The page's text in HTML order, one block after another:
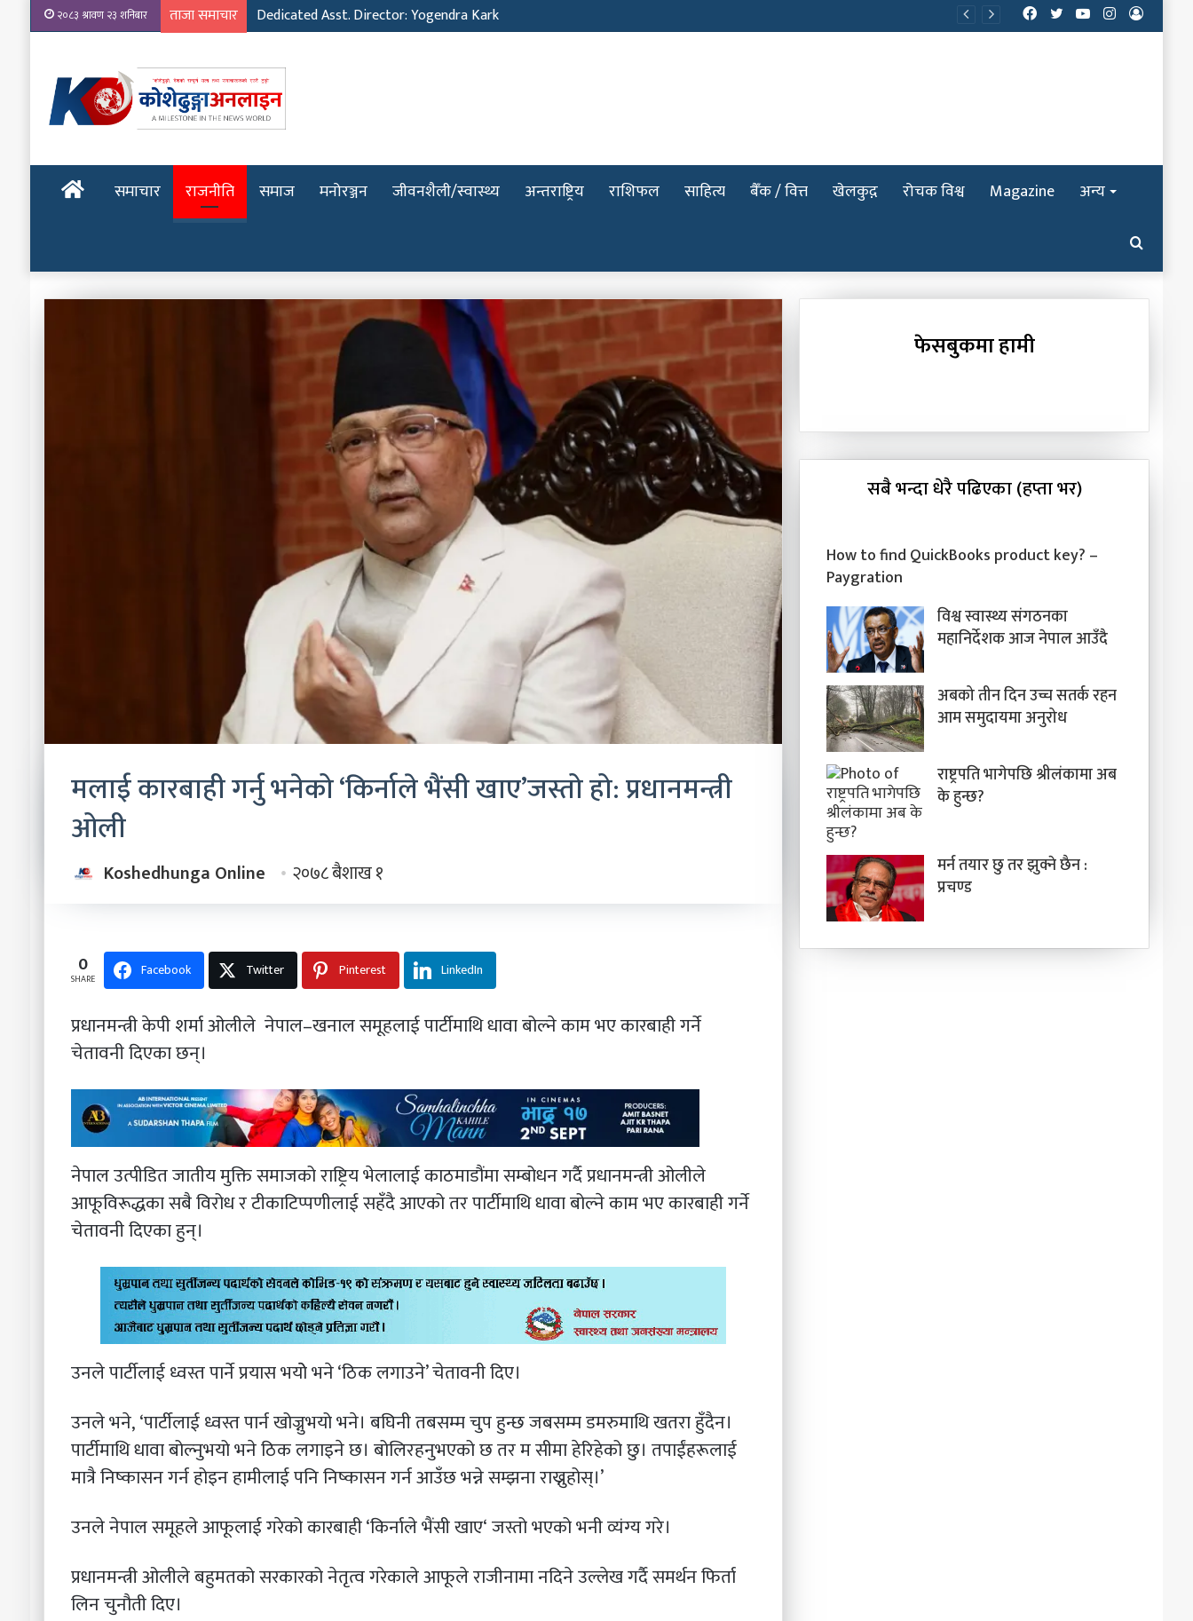
२०८३ श्रावण २३ शनिबार ताजा समाचार Dedicated Asst. Director: Yogendra Kark
Log
Instagram
YouTube
Twitter
Facebook
होमपेजसमाचार राजनीति समाज मनोरञ्जन जीवनशैली/स्वास्थ्य अन्तराष्ट्रिय राशिफल साहित्य बैँक / वित्त खेलकुद़़ रोचक विश्व Magazine अन्य
Search
for
मलाई कारबाही गर्नु भनेको ‘किर्नाले भैंसी खाए’जस्तो हो: प्रधानमन्त्री
ओली
Koshedhunga Online २०७८ बैशाख १
0
SHARE Facebook Twitter Pinterest LinkedIn
प्रधानमन्त्री केपी शर्मा ओलीले नेपाल–खनाल समूहलाई पार्टीमाथि धावा बोल्ने काम भए कारबाही गर्ने
चेतावनी दिएका छन्।
नेपाल उत्पीडित जातीय मुक्ति समाजको राष्ट्रिय भेलालाई काठमाडौंमा सम्बोधन गर्दै प्रधानमन्त्री ओलीले
आफूविरूद्धका सबै विरोध र टीकाटिप्पणीलाई सहँदै आएको तर पार्टीमाथि धावा बोल्ने काम भए कारबाही गर्ने
चेतावनी दिएका हुन्।
उनले पार्टीलाई ध्वस्त पार्ने प्रयास भयोे भने ‘ठिक लगाउने’ चेतावनी दिए।
उनले भने, ‘पार्टीलाई ध्वस्त पार्न खोज्नुभयो भने। बघिनी तबसम्म चुप हुन्छ जबसम्म डमरुमाथि खतरा हुँदैन।
पार्टीमाथि धावा बोल्नुभयो भने ठिक लगाइने छ। बोलिरहनुभएको छ तर म सीमा हेरिहेको छु। तपाईंहरूलाई
मात्रै निष्कासन गर्न होइन हामीलाई पनि निष्कासन गर्न आउँछ भन्ने सम्झना राख्नुहोस्।’
उनले नेपाल समूहले आफूलाई गरेको कारबाही ‘किर्नाले भैंसी खाए‘ जस्तो भएको भनी व्यंग्य गरे।
प्रधानमन्त्री ओलीले बहुमतको सरकारको नेतृत्व गरेकाले आफूले राजीनामा नदिने उल्लेख गर्दै समर्थन फिर्ता
लिन चुनौती दिए।
फेसबुकमा हामी
सबै भन्दा धेरै पढिएका (हप्ता भर)
How to find QuickBooks product key? –
Paygration
विश्व स्वास्थ्य संगठनका
महानिर्देशक आज नेपाल आउँदै
अबको तीन दिन उच्च सतर्क रहन
आम समुदायमा अनुरोध
राष्ट्रपति भागेपछि श्रीलंकामा अब
के हुन्छ?
मर्न तयार छु तर झुक्ने छैन :
प्रचण्ड